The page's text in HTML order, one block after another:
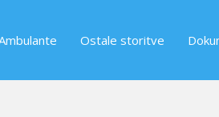
Ostale storitve